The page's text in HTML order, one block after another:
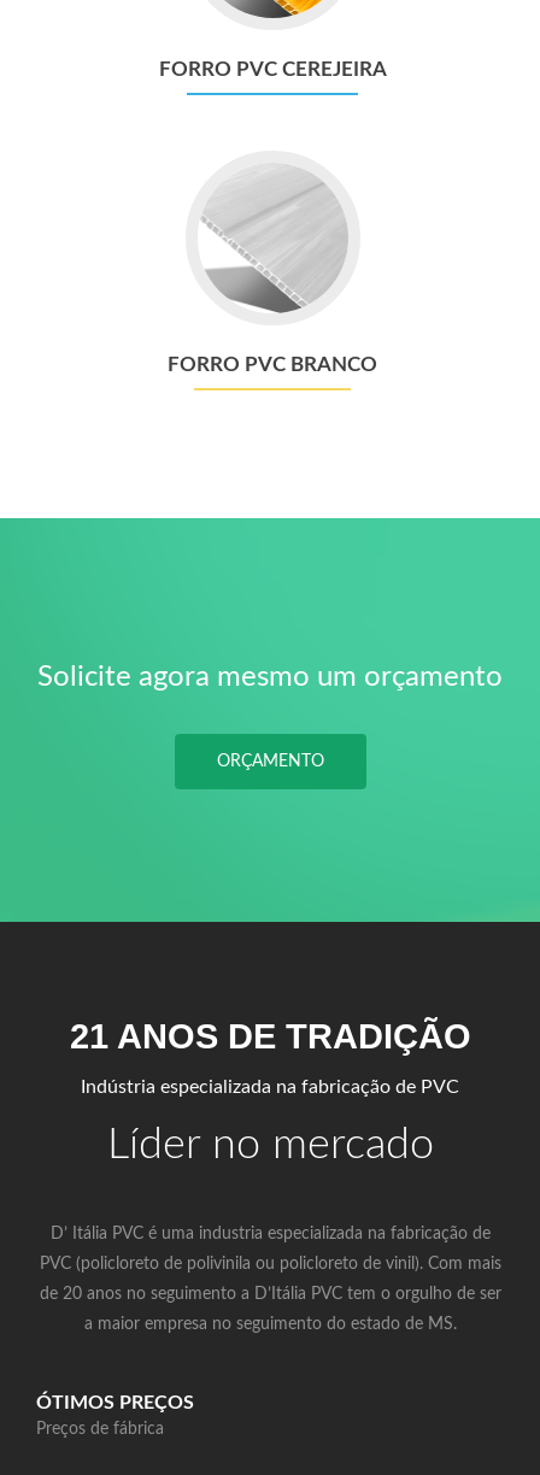
FORRO PVC CEREJEIRA
to
Branco
FORRO PVC BRANCO
Solicite agora mesmo um orçamento
ORÇAMENTO
21 ANOS DE TRADIÇÃO
Indústria especializada na fabricação de PVC
Líder no mercado
D’ Itália PVC é uma industria especializada na fabricação de
PVC (policloreto de polivinila ou policloreto de vinil). Com mais
de 20 anos no seguimento a D’Itália PVC tem o orgulho de ser
a maior empresa no seguimento do estado de MS.
ÓTIMOS PREÇOS
Preços de fábrica